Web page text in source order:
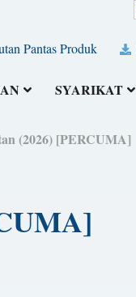
Pantas Produk
SYARIKAT
(2026) [PERCUMA]